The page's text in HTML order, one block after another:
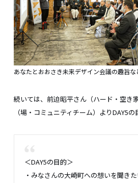
あなたとおおさき未来デザイン会議の趣旨な
続いては、前迫昭平さん（ハード・空き
（場・コミュニティチーム）よりDAY5
＜DAY5の目的＞
・みなさんの大崎町への想いを聞き